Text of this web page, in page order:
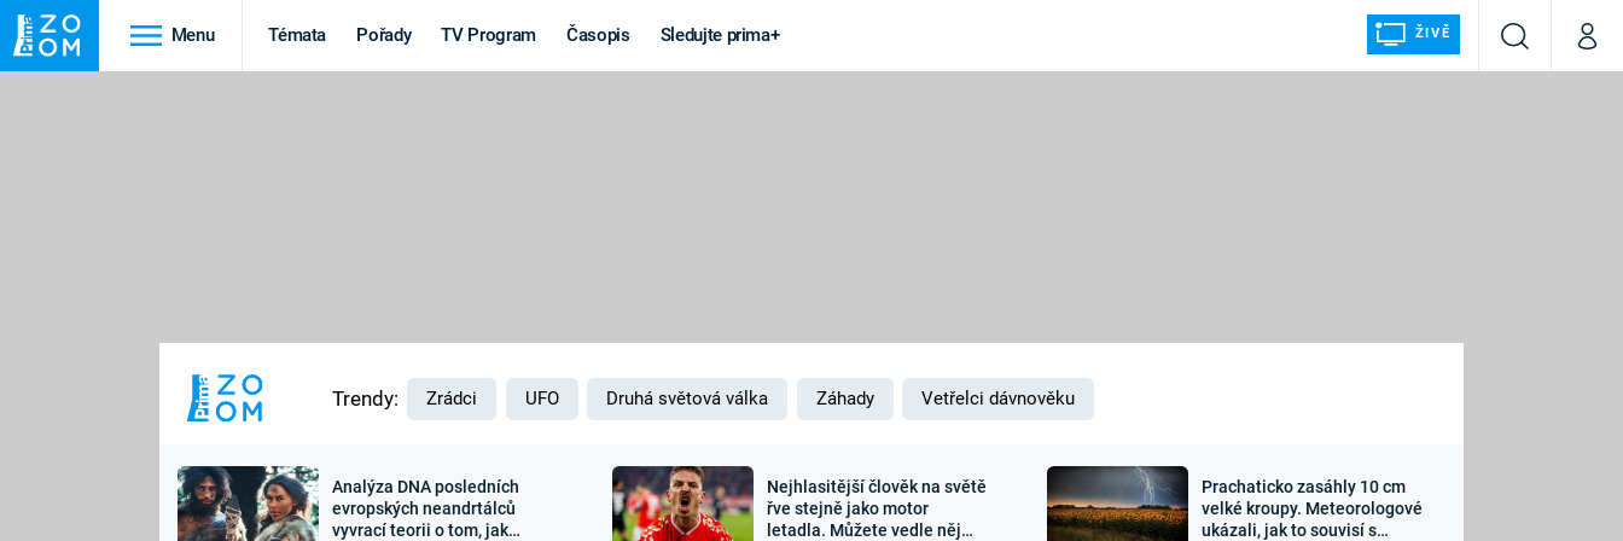
Menu Témata Pořady TV Program Časopis Sledujte prima+ ŽIVĚ
VyhledáváníMůj
MARS
Výročí
Záhady a
Zajímavosti Sledujte nás
Trendy: Zrádci UFO Druhá světová válka Záhady Vetřelci dávnověku
Analýza DNA posledních
evropských neandrtálců
vyvrací teorii o tom, jak
Nejhlasitější člověk na světě
řve stejně jako motor
letadla. Můžete vedle něj
Prachaticko zasáhly 10 cm
velké kroupy. Meteorologové
ukázali, jak to souvisí s